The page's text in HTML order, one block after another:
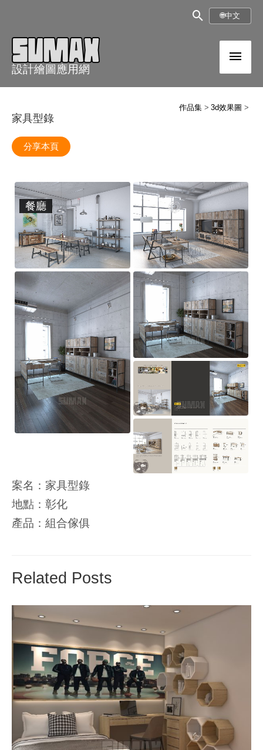
搜
🌐中文
設計繪圖應用網
主
選
單
作品集 3d效果圖
家具型錄
分享本頁
餐廳
案名：家具型錄
地點：彰化
產品：組合傢俱
Related Posts